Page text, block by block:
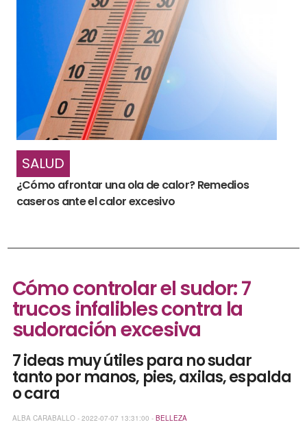
SALUD
¿Cómo afrontar una ola de calor? Remedios
caseros ante el calor excesivo
Cómo controlar el sudor: 7
trucos infalibles contra la
sudoración excesiva
7 ideas muy útiles para no sudar
tanto por manos, pies, axilas, espalda
o cara
ALBA CARABALLO - 2022-07-07 13:31:00 - BELLEZA